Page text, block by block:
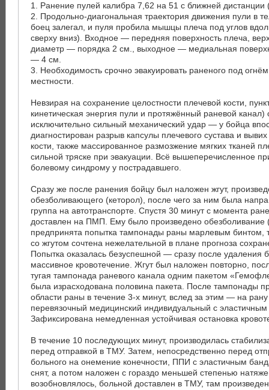
1. Ранение пулей калибра 7,62 на 51 с ближней
2. Продольно-диагональная траектория движения пули в
боец залегал, и пуля пробила мышцы плеча под углов
сверху вниз). Входное — передняя поверхность плеча,
диаметр — порядка 2 см., выходное — медиальная
— 4 см.
3. Необходимость срочно эвакуировать раненого под
местности.
Невзирая на сохранение целостности плечевой кости,
кинетическая энергия пули и протяжённый раневой канал)
исключительно сильный механический удар — у бойца
диагностирован разрыв капсулы плечевого сустава и
кости, также массированное размозжение мягких тканей
сильной тряске при эвакуации. Всё вышеперечисленное
болевому синдрому у пострадавшего.
Сразу же после ранения бойцу был наложен жгут,
обезболивающего (кеторол), после чего за ним была
группа на автотранспорте. Спустя 30 минут с момента
доставлен на ПМП. Ему было произведено обезболивание
предпринята попытка тампонады раны марлевым бинтом,
со жгутом сочтена нежелательной в плане прогноза
Попытка оказалась безуспешной — сразу после удаления
массивное кровотечение. Жгут был наложен повторно,
тугая тампонада раневого канала одним пакетом
была израсходована половина пакета. После тампонады
области раны в течение 3-х минут, вслед за этим — на рану
перевязочный медицинский индивидуальный с
Зафиксирована немедленная устойчивая остановка
В течение 10 последующих минут, производилась
перед отправкой в ТМУ. Затем, непосредственно перед
больного на онемение конечности, ППИ с эластичным
снят, а потом наложен с гораздо меньшей степенью
возобновлялось, больной доставлен в ТМУ, там